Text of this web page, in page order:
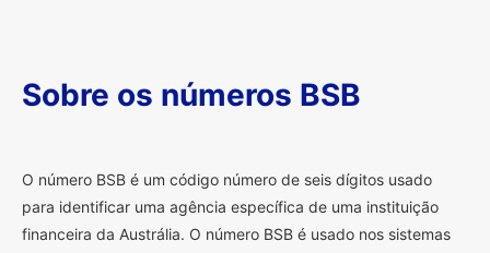
Sobre os números BSB
O número BSB é um código número de seis dígitos usado
para identificar uma agência específica de uma instituição
financeira da Austrália. O número BSB é usado nos sistemas